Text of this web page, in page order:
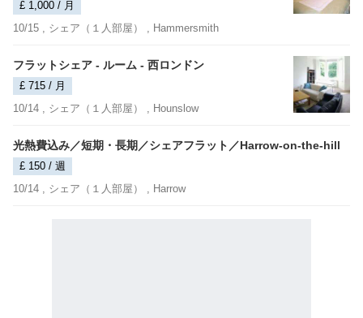
£ 1,000 / 月
10/15 , シェア（１人部屋） , Hammersmith
フラットシェア - ルーム - 西ロンドン
£ 715 / 月
10/14 , シェア（１人部屋） , Hounslow
光熱費込み／短期・長期／シェアフラット／Harrow-on-the-hill
£ 150 / 週
10/14 , シェア（１人部屋） , Harrow